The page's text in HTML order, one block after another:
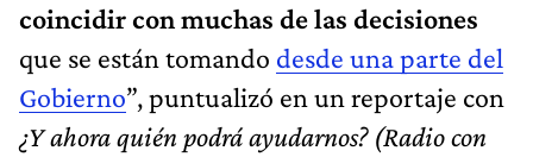
coincidir con muchas de las decisiones
que se están tomando desde una parte del
Gobierno”, puntualizó en un reportaje con
¿Y ahora quién podrá ayudarnos? (Radio con